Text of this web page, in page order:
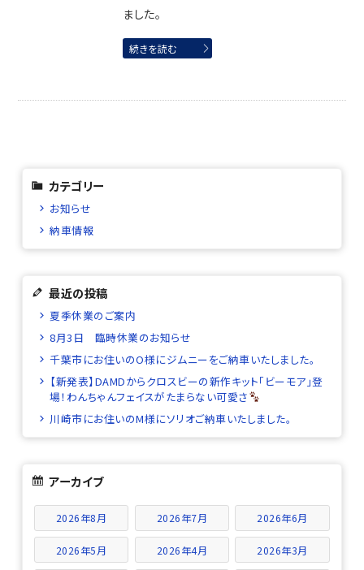
ました。
続きを読む
カテゴリー
お知らせ
納車情報
最近の投稿
夏季休業のご案内
8月3日 臨時休業のお知らせ
千葉市にお住いのO様にジムニーをご納車いたしました。
【新発表】DAMDからクロスビーの新作キット「ビーモア」登
場！わんちゃんフェイスがたまらない可愛さ
川崎市にお住いのM様にソリオご納車いたしました。
アーカイブ
2026年8月 2026年7月 2026年6月
2026年5月 2026年4月 2026年3月